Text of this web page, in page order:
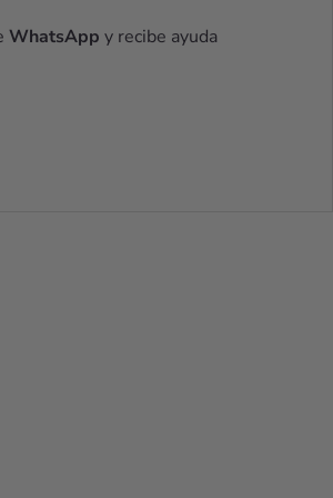
WhatsApp y recibe ayuda